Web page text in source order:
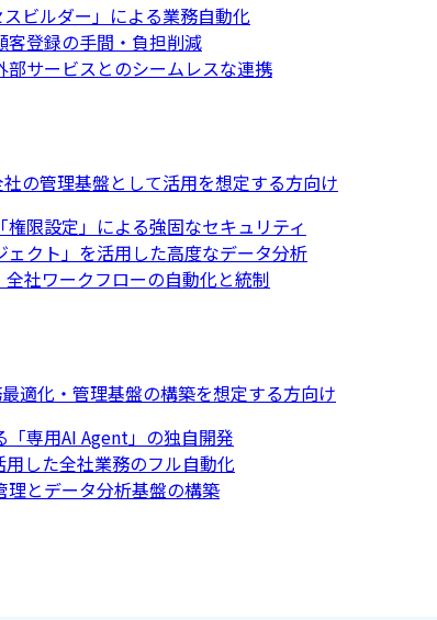
スビルダー」による業務自動化
客登録の手間・負担削減
部サービスとのシームレスな連携
の管理基盤として活用を想定する方向け
権限設定」による強固なセキュリティ
クト」を活用した高度なデータ分析
社ワークフローの自動化と統制
適化・管理基盤の構築を想定する方向け
専用AI Agent」の独自開発
した全社業務のフル自動化
とデータ分析基盤の構築